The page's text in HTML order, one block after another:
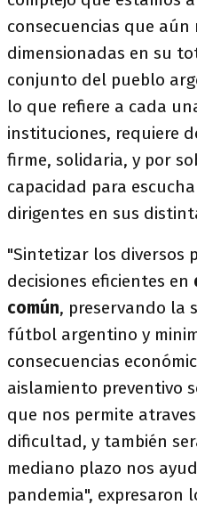
consecuencias que aún
dimensionadas en su
conjunto del pueblo
lo que refiere a cada
instituciones, requiere
firme, solidaria, y por
capacidad para
dirigentes en sus
"Sintetizar los diversos
decisiones eficientes en
común, preservando la
fútbol argentino y
consecuencias
aislamiento preventivo
que nos permite
dificultad, y también
mediano plazo nos
pandemia", expresaron